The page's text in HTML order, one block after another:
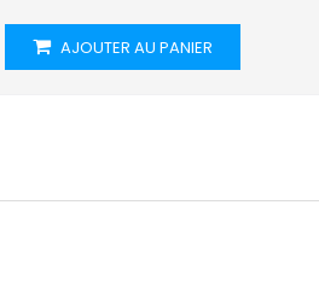
AJOUTER AU PANIER